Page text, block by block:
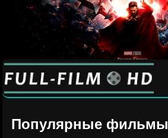
Популярные фильмы